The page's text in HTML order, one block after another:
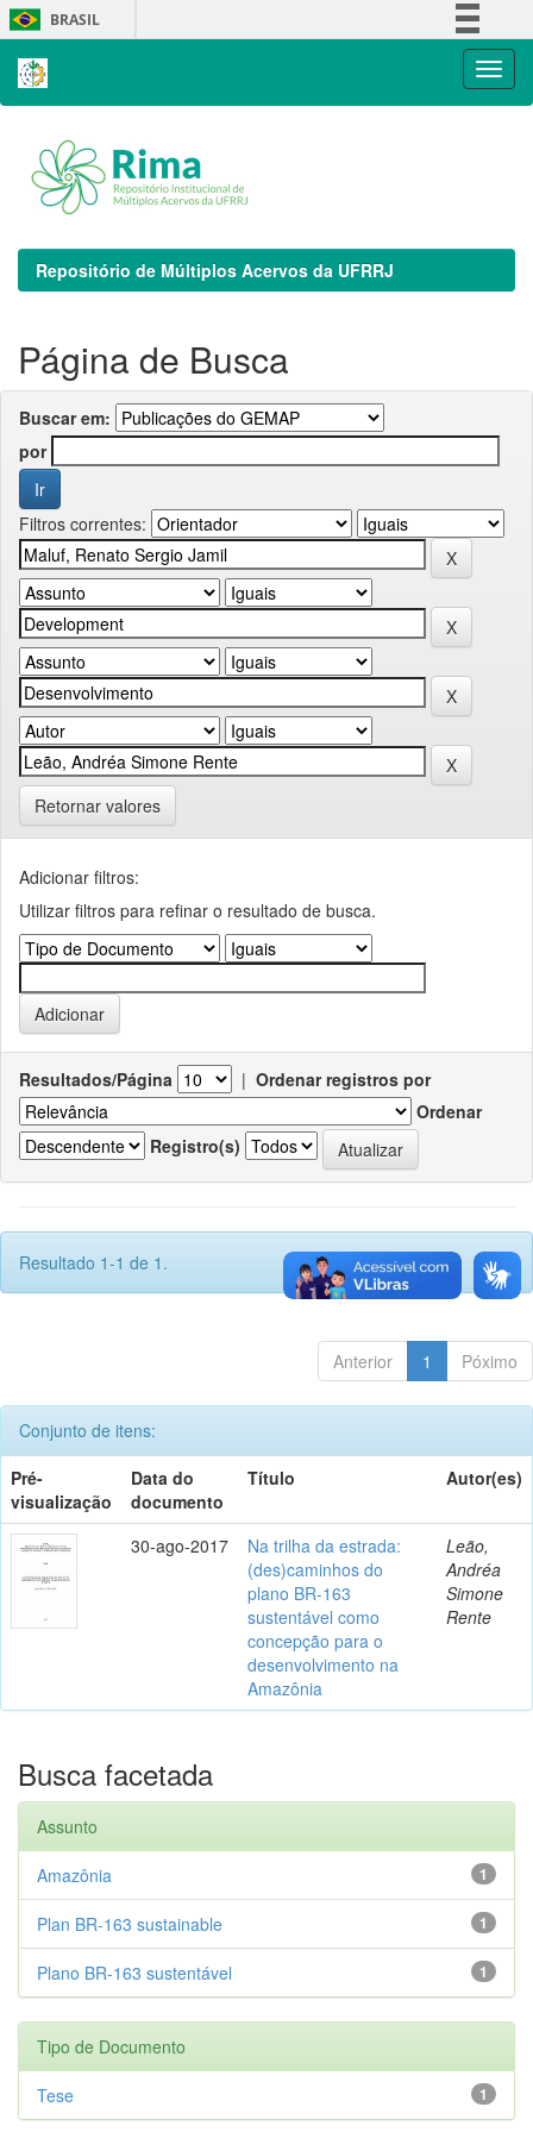
Skip
navigation
BRASIL
Repositório de Múltiplos Acervos da UFRRJ
Página de Busca
Buscar em:
por
Filtros correntes:
Retornar valores
Adicionar filtros:
Utilizar filtros para refinar o resultado de busca.
Resultados/Página | Ordenar registros por
Ordenar
Registro(s)
Resultado 1-1 de 1.
Anterior 1 Póximo
Conjunto de itens:
Pré-
visualização
Data do
documento
Título Autor(es)
30-ago-2017
Na trilha da estrada:
(des)caminhos do
plano BR-163
sustentável como
concepção para o
desenvolvimento na
Amazônia
Leão,
Andréa
Simone
Rente
Busca facetada
Assunto
1
Amazônia
1
Plan BR-163 sustainable
1
Plano BR-163 sustentável
Tipo de Documento
1
Tese